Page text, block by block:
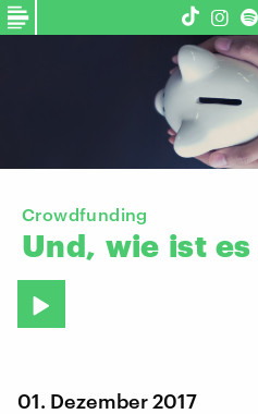
Crowdfunding
Und, wie ist es
01. Dezember 2017